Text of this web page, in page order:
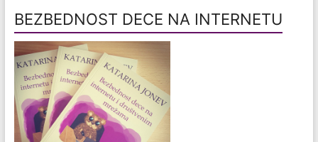
BEZBEDNOST DECE NA INTERNETU